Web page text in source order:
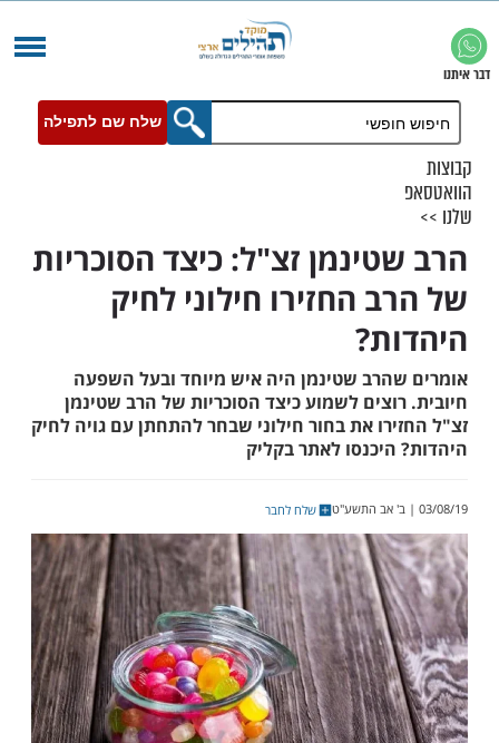
שלח שם לתפילה
זצ"ל: כיצד הסוכריות
החזירו חילוני לחיק
לשמוע כיצד הסוכריות של הרב שטינמן
את בחור חילוני שבחר להתחתן עם גויה לחיק
לאתר בקליק
שלח לחבר